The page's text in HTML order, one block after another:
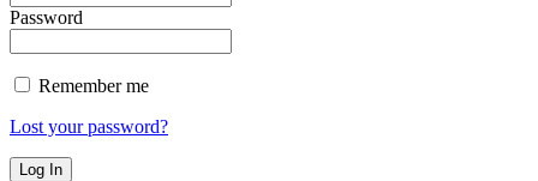
Password
Remember me
Lost your password?